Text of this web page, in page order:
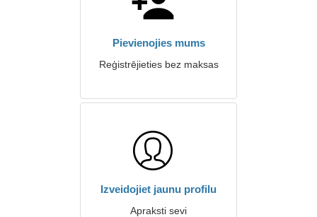
Pievienojies mums
Reģistrējieties bez maksas
Izveidojiet jaunu profilu
Apraksti sevi